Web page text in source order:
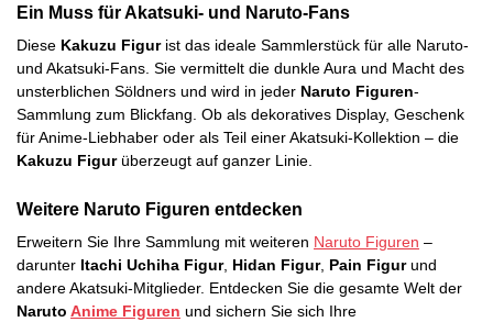
Ein Muss für Akatsuki- und Naruto-Fans
Diese Kakuzu Figurist das ideale Sammlerstück für alle Naruto-
und Akatsuki-Fans. Sie vermittelt die dunkle Aura und Macht des
unsterblichen Söldners und wird in jeder Naruto Figuren-
Sammlung zum Blickfang. Ob als dekoratives Display, Geschenk
für Anime-Liebhaber oder als Teil einer Akatsuki-Kollektion – die
Kakuzu Figurüberzeugt auf ganzer Linie.
Weitere Naruto Figuren entdecken
Erweitern Sie Ihre Sammlung mit weiteren Naruto Figuren –
darunter Itachi Uchiha Figur, Hidan Figur, Pain Figurund
andere Akatsuki-Mitglieder. Entdecken Sie die gesamte Welt der
Naruto Anime Figuren und sichern Sie sich Ihre